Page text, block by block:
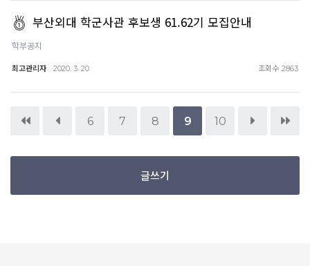
부산외대 학군사관 후보생 61.62기 모집안내
학부공지
최고관리자 2020. 3. 20 조회수 2863
6 7 8 9 10
글쓰기